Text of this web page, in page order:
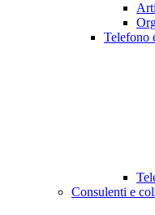
Telefono
Consulenti e